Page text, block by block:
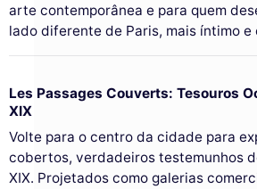
arte contemporânea e para quem
lado diferente de Paris, mais íntimo e
Les Passages Couverts: Tesouros
XIX
Volte para o centro da cidade para
cobertos, verdadeiros testemunhos
XIX. Projetados como galerias